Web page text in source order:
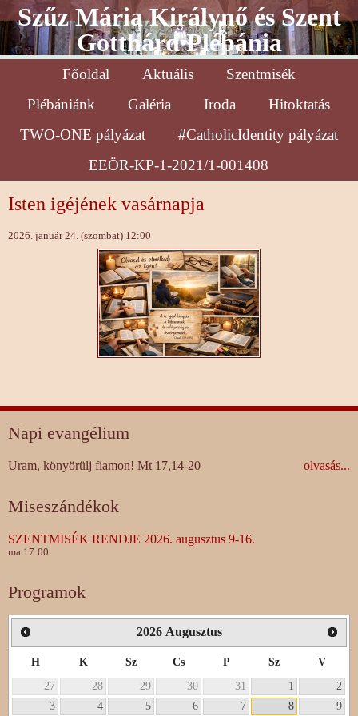
Szűz Mária Királynő és Szent
Gotthárd Plébánia
Főoldal Aktuális
Szentmisék
Plébániánk
Galéria Iroda
Hitoktatás
TWO-ONE pályázat
#CatholicIdentity pályázat
EEÖR-KP-1-2021/1-001408
Isten igéjének vasárnapja
2026. január 24. (szombat) 12:00
Napi evangélium
Uram, könyörülj fiamon! Mt 17,14-20 olvasás...
Miseszándékok
SZENTMISÉK RENDJE 2026. augusztus 9-16.
ma 17:00
Programok
2026 Augusztus
H K Sz Cs P Sz
V
27
28 29 30 31 1
2
3
4 5 6 7 8 9